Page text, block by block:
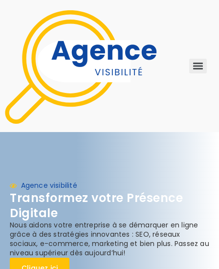
Transformez votre Présence
Digitale
Nous aidons votre entreprise à se démarquer en ligne
grâce à des stratégies innovantes : SEO, réseaux
sociaux, e-commerce, marketing et bien plus. Passez au
niveau supérieur dès aujourd’hui!
Agence visibilité